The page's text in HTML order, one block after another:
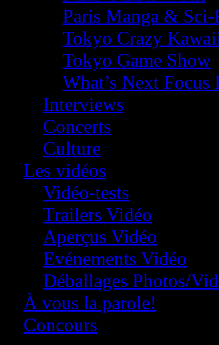
Paris Manga &
Tokyo Crazy
Tokyo Game Show
What’s Next
Interviews
Concerts
Culture
Les vidéos
Vidéo-tests
Trailers Vidéo
Aperçus Vidéo
Evénements Vidéo
Déballages Photos/
À vous la parole!
Concours